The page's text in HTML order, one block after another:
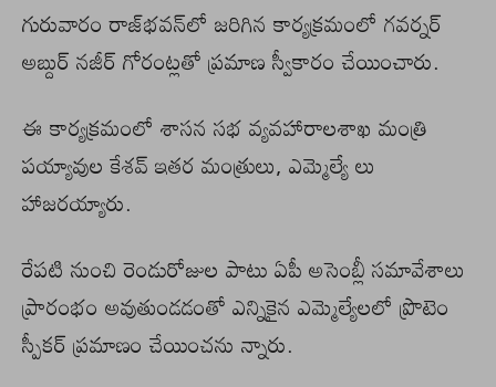
గురువారం రాజ్‌భవన్‌లో జరిగిన కార్యక్రమంలో గవర్నర్‌
అబ్దుర్‌ నజీర్‌ గోరంట్లతో ప్రమాణ స్వీకారం చేయించారు.
ఈ కార్యక్రమంలో శాసన సభ వ్యవహారాలశాఖ మంత్రి
పయ్యావుల కేశవ్ ఇతర మంత్రులు, ఎమ్మెల్యే లు
హాజరయ్యారు.
రేపటి నుంచి రెండురోజుల పాటు ఏపీ అసెంబ్లీ సమావేశాలు
ప్రారంభం అవుతుండడంతో ఎన్నికైన ఎమ్మెల్యేలలో ప్రొటెం
స్పీకర్‌ ప్రమాణం చేయించను న్నారు.